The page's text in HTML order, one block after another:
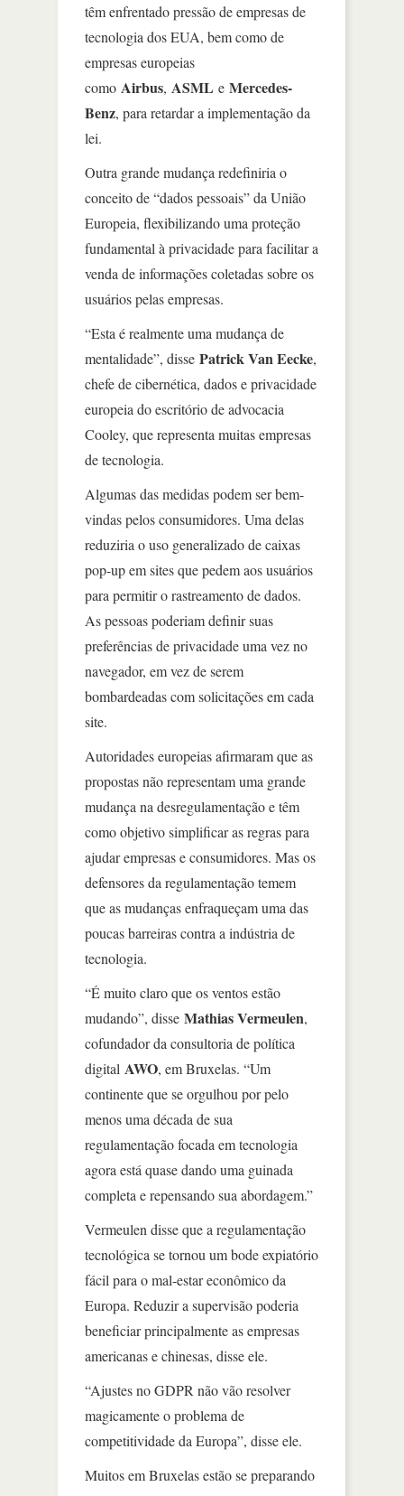
têm enfrentado pressão de empresas de
tecnologia dos EUA, bem como de
empresas europeias
como Airbus, ASML e Mercedes-
Benz, para retardar a implementação da
lei.
Outra grande mudança redefiniria o
conceito de “dados pessoais” da União
Europeia, flexibilizando uma proteção
fundamental à privacidade para facilitar a
venda de informações coletadas sobre os
usuários pelas empresas.
“Esta é realmente uma mudança de
mentalidade”, disse Patrick Van Eecke,
chefe de cibernética, dados e privacidade
europeia do escritório de advocacia
Cooley, que representa muitas empresas
de tecnologia.
Algumas das medidas podem ser bem-
vindas pelos consumidores. Uma delas
reduziria o uso generalizado de caixas
pop-up em sites que pedem aos usuários
para permitir o rastreamento de dados.
As pessoas poderiam definir suas
preferências de privacidade uma vez no
navegador, em vez de serem
bombardeadas com solicitações em cada
site.
Autoridades europeias afirmaram que as
propostas não representam uma grande
mudança na desregulamentação e têm
como objetivo simplificar as regras para
ajudar empresas e consumidores. Mas os
defensores da regulamentação temem
que as mudanças enfraqueçam uma das
poucas barreiras contra a indústria de
tecnologia.
“É muito claro que os ventos estão
mudando”, disse Mathias Vermeulen,
cofundador da consultoria de política
digital AWO, em Bruxelas. “Um
continente que se orgulhou por pelo
menos uma década de sua
regulamentação focada em tecnologia
agora está quase dando uma guinada
completa e repensando sua abordagem.”
Vermeulen disse que a regulamentação
tecnológica se tornou um bode expiatório
fácil para o mal-estar econômico da
Europa. Reduzir a supervisão poderia
beneficiar principalmente as empresas
americanas e chinesas, disse ele.
“Ajustes no GDPR não vão resolver
magicamente o problema de
competitividade da Europa”, disse ele.
Muitos em Bruxelas estão se preparando